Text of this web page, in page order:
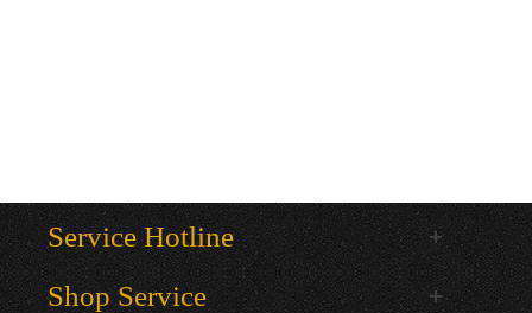
Service Hotline
Shop Service